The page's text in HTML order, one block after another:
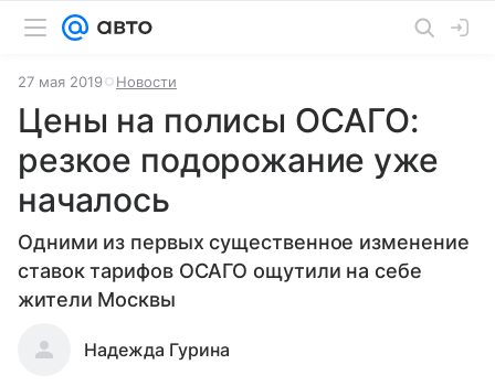
27 мая 2019 Новости
Цены на полисы ОСАГО:
резкое подорожание уже
началось
Одними из первых существенное изменение
ставок тарифов ОСАГО ощутили на себе
жители Москвы
Надежда Гурина